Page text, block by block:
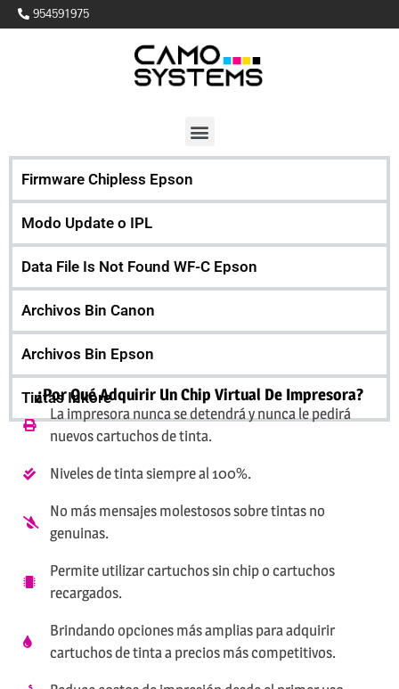
954591975
Firmware Chipless Epson
Modo Update o IPL
Data File Is Not Found WF-C Epson
Archivos Bin Canon
Archivos Bin Epson
Tintas Inkore
¿Por Qué Adquirir Un Chip Virtual De Impresora?
La impresora nunca se detendrá y nunca le pedirá
nuevos cartuchos de tinta.
Niveles de tinta siempre al 100%.
No más mensajes molestosos sobre tintas no
genuinas.
Permite utilizar cartuchos sin chip o cartuchos
recargados.
Brindando opciones más amplias para adquirir
cartuchos de tinta a precios más competitivos.